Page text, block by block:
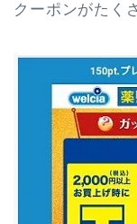
クーポンがたく